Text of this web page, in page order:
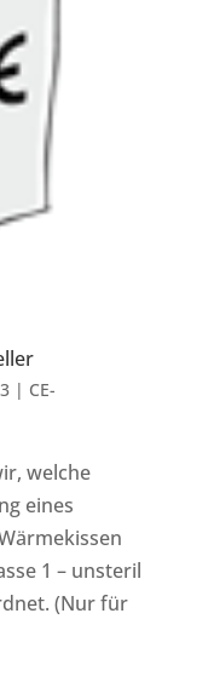
| CE-
welche
eines
1 – unsteril
(Nur für